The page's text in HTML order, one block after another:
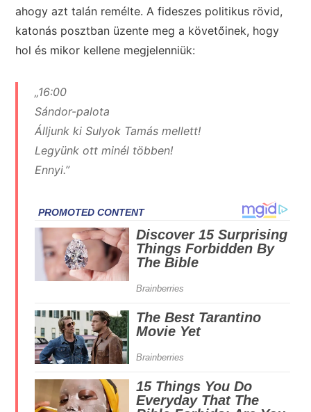
ahogy azt talán remélte. A fideszes politikus rövid,
katonás posztban üzente meg a követőinek, hogy
hol és mikor kellene megjelenniük:
„16:00
Sándor-palota
Álljunk ki Sulyok Tamás mellett!
Legyünk ott minél többen!
Ennyi.”